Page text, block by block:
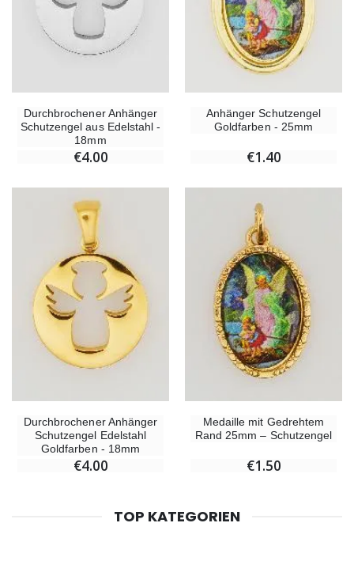
Durchbrochener Anhänger
Schutzengel aus Edelstahl -
18mm
€4.00
Anhänger Schutzengel
Goldfarben - 25mm
€1.40
Durchbrochener Anhänger
Schutzengel Edelstahl
Goldfarben - 18mm
€4.00
Medaille mit Gedrehtem
Rand 25mm – Schutzengel
€1.50
TOP KATEGORIEN